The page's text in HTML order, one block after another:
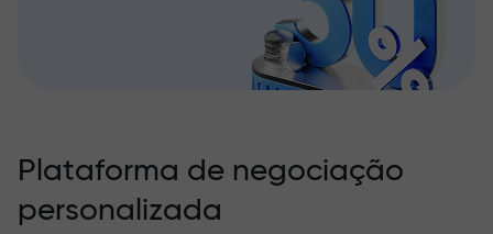
Plataforma de negociação
personalizada